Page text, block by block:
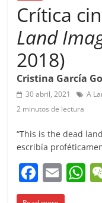
Crítica
Land
2018)
Cristina García
30 abril, 2021 A
2 minutos de lectura
“This is the dead
escribía
F
a
E
m